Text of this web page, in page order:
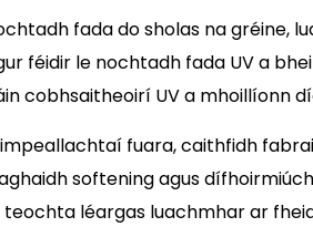
fada do sholas na gréine,
féidir le nochtadh fada UV a
cobhsaitheoirí UV a mhoillíonn
fuara, caithfidh
softening agus
teochta léargas luachmhar ar